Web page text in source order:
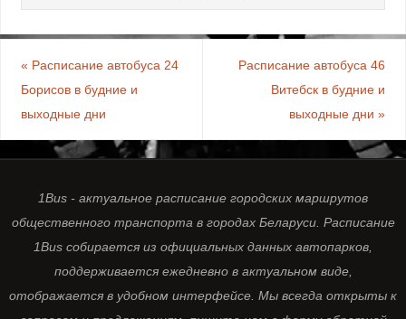
« Расписание автобуса 24
Борисов в будние и
выходные дни
Расписание автобуса 46
Витебск в будние и
выходные дни»
1Bus - актуальное расписание городских маршрутов
общественного транспорта в городах Беларуси. Расписание
1Bus собирается из официальных данных автопарков,
поддерживается ежедневно в актуальном виде,
отображается в удобном интерфейсе. Мы всегда открыты к